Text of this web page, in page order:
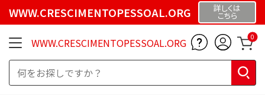
WWW.CRESCIMENTOPESSOAL.ORG 詳しくは
こちら
WWW.CRESCIMENTOPESSOAL.ORG 0